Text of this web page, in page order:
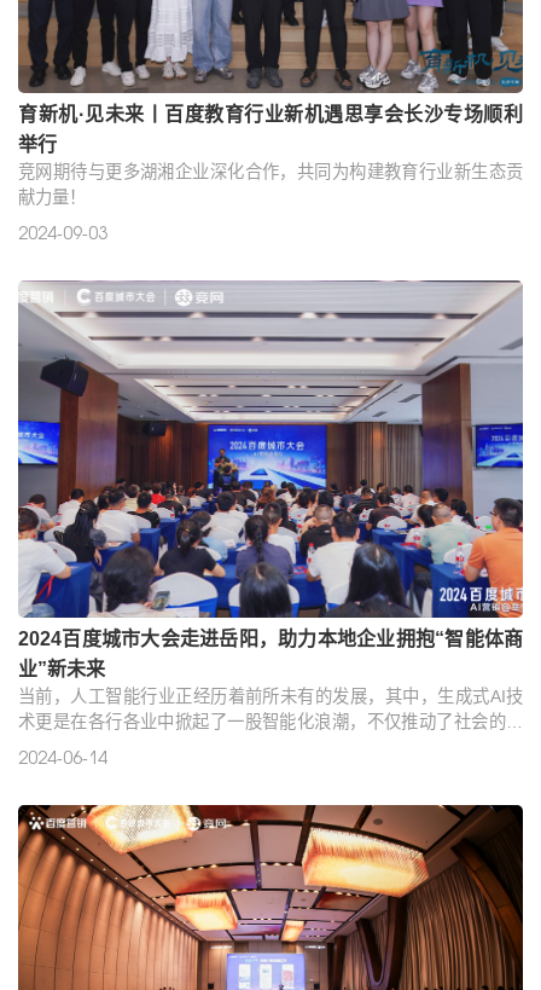
育新机·见未来丨百度教育行业新机遇思享会长沙专场顺利
举行
竞网期待与更多湖湘企业深化合作，共同为构建教育行业新生态贡
献力量！
2024-09-03
2024百度城市大会走进岳阳，助力本地企业拥抱“智能体商
业”新未来
当前，人工智能行业正经历着前所未有的发展，其中，生成式AI技
术更是在各行各业中掀起了一股智能化浪潮，不仅推动了社会的数
智化进程，更为企业发展带来了无限的想象空间和创新活力。6月13
南竞网主办，岳阳市物流行业协会、岳阳市化工行业协会、岳阳市
粮食行业协会协办。百余位企业家齐聚一堂，共同探讨品牌建基升..
2024-06-14